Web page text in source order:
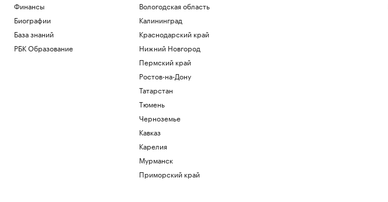
Чему и как сегодня учат топ-
менеджеров: тренды EdTech для
управленцев
конных клубах. Как устроен их бизнес
Власти Ростова-на-Дону направят ₽16
млн на украшение улиц ко Дню города
Финансы
Биографии
База знаний
РБК Образование
Вологодская область
Калининград
Краснодарский край
Нижний Новгород
Пермский край
Ростов-на-Дону
Татарстан
Тюмень
Черноземье
Кавказ
Карелия
Мурманск
Приморский край